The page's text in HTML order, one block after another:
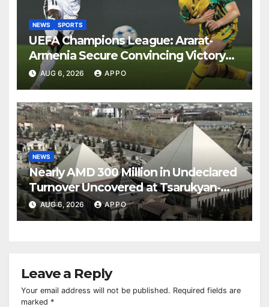
NEWS SPORTS
UEFA Champions League: Ararat-
Armenia Secure Convincing Victory
Over Shamrock Rovers 2-0
AUG 6, 2026 APPO
NEWS
Nearly AMD 300 Million in Undeclared
Turnover Uncovered at Tsarukyan-
Owned Entertainment Center
AUG 6, 2026 APPO
Leave a Reply
Your email address will not be published. Required fields are
marked *